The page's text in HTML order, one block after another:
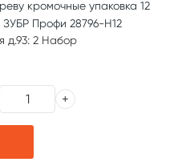
кромочные упаковка 12
Профи 28796-H12
д.93: 2 Набор